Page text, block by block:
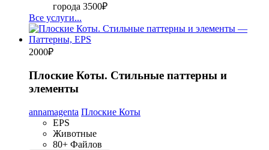
города 3500₽
Все услуги...
2000₽
Плоские Коты. Стильные паттерны и
элементы
annamagenta Плоские Коты
EPS
Животные
80+ Файлов